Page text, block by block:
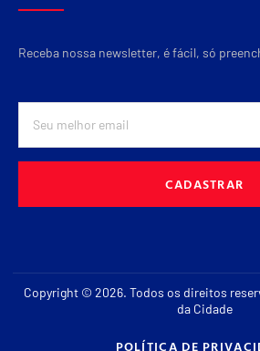
Receba nossa newsletter, é fácil, só
CADASTRAR
Copyright © 2026. Todos os direitos
da Cidade
POLÍTICA DE